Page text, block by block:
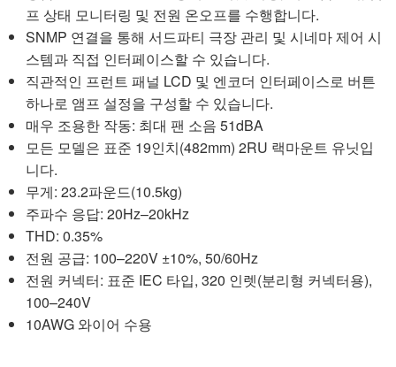
프 상태 모니터링 및 전원 온오프를 수행합니다.
SNMP 연결을 통해 서드파티 극장 관리 및 시네마 제어 시
스템과 직접 인터페이스할 수 있습니다.
직관적인 프런트 패널 LCD 및 엔코더 인터페이스로 버튼
하나로 앰프 설정을 구성할 수 있습니다.
매우 조용한 작동: 최대 팬 소음 51dBA
모든 모델은 표준 19인치(482mm) 2RU 랙마운트 유닛입
니다.
무게: 23.2파운드(10.5kg)
주파수 응답: 20Hz–20kHz
THD: 0.35%
전원 공급: 100–220V ±10%, 50/60Hz
전원 커넥터: 표준 IEC 타입, 320 인렛(분리형 커넥터용),
100–240V
10AWG 와이어 수용